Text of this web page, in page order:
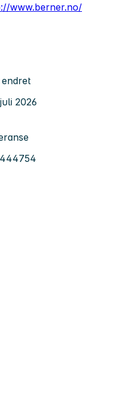
www.berner.no/
endret
2026